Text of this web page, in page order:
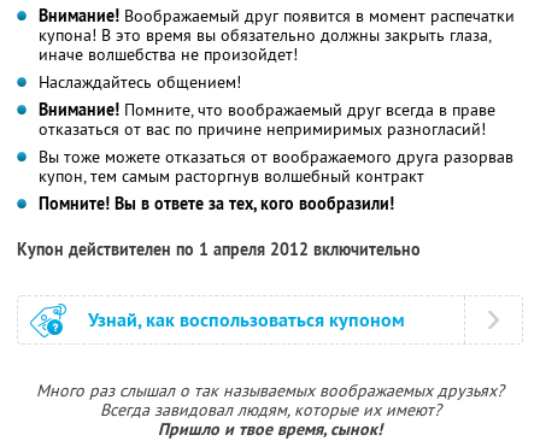
Внимание! Воображаемый друг появится в момент распечатки
купона! В это время вы обязательно должны закрыть глаза,
иначе волшебства не произойдет!
Наслаждайтесь общением!
Внимание! Помните, что воображаемый друг всегда в праве
отказаться от вас по причине непримиримых разногласий!
Вы тоже можете отказаться от воображаемого друга разорвав
купон, тем самым расторгнув волшебный контракт
Помните! Вы в ответе за тех, кого вообразили!
Купон действителен по 1 апреля 2012 включительно
Узнай, как воспользоваться купоном
Много раз слышал о так называемых воображаемых друзьях?
Всегда завидовал людям, которые их имеют?
Пришло и твое время, сынок!